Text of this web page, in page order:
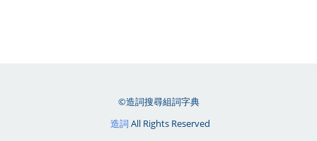
©造詞搜尋組詞字典
造詞 All Rights Reserved